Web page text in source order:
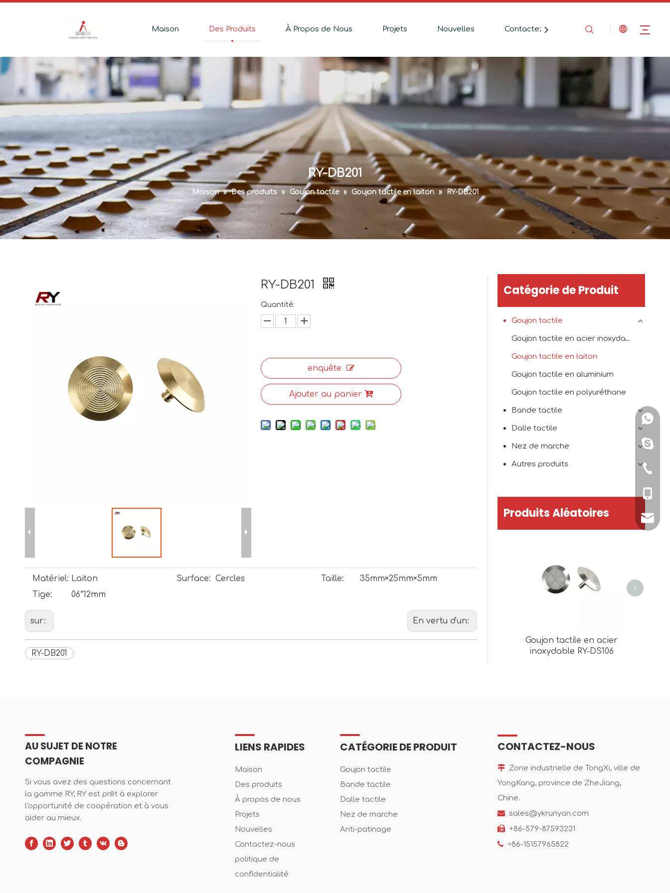
Maison Des Produits À Propos de Nous Projets Nouvelles Contactez-Nous
RY-DB201
Maison » Des produits » Goujon tactile » Goujon tactile en laiton » RY-DB201
RY-DB201
Quantité:
enquête
Ajouter au panier
Matériel: Laiton Surface: Cercles Taille:
35mm×25mm×5mm
Tige:
06*12mm
sur: En vertu d'un:
RY-DB201
Catégorie de Produit
Goujon tactile
Goujon tactile en acier inoxydable
Goujon tactile en laiton
Goujon tactile en aluminium
Goujon tactile en polyuréthane
Bande tactile
Dalle tactile
Nez de marche
Autres produits
Produits Aléatoires
Goujon tactile en acier
inoxydable RY-DS106
>
AU SUJET DE NOTRE
COMPAGNIE
Si vous avez des questions concernant
la gamme RY, RY est prêt à explorer
l'opportunité de coopération et à vous
aider au mieux.
LIENS RAPIDES
Maison
Des produits
À propos de nous
Projets
Nouvelles
Contactez-nous
politique de
confidentialité
CATÉGORIE DE PRODUIT
Goujon tactile
Bande tactile
Dalle tactile
Nez de marche
Anti-patinage
+86-
CONTACTEZ-NOUS
Zone industrielle de TongXi, ville de
YongKang, province de ZheJiang,
Chine.
 sales@ykrunyan.com
 +86-579-87593231
 +86-15157965822